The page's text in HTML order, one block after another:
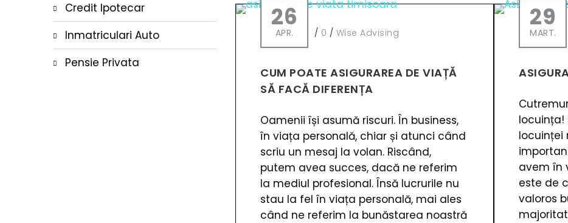
26
APR. / 0 / Wise Advising
CUM POATE ASIGURAREA DE VIAȚĂ
SĂ FACĂ DIFERENȚA
Oamenii își asumă riscuri. În business,
în viața personală, chiar și atunci când
scriu un mesaj la volan. Riscând,
putem avea succes, dacă ne referim
la mediul profesional. Însă lucrurile nu
stau la fel în viața personală, mai ales
când ne referim la bunăstarea noastră
29
MART.
locuința!
locuinței
avem în
este de
valoros
Credit Ipotecar
Inmatriculari Auto
Pensie Privata